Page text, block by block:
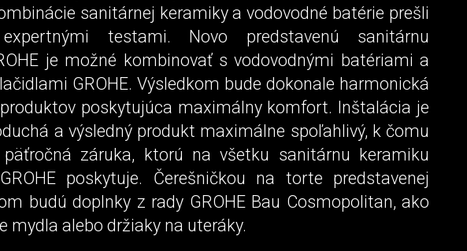
sanitárnej keramiky a vodovodné batérie prešli
testami. Novo predstavenú sanitárnu
je možné kombinovať s vodovodnými batériami a
GROHE. Výsledkom bude dokonale harmonická
poskytujúca maximálny komfort. Inštalácia je
a výsledný produkt maximálne spoľahlivý, k čomu
záruka, ktorú na všetku sanitárnu keramiku
poskytuje. Čerešničkou na torte predstavenej
budú doplnky z rady GROHE Bau Cosmopolitan, ako
mydla alebo držiaky na uteráky.